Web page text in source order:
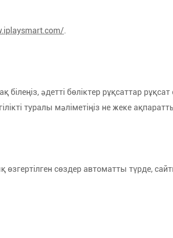
.
білеңіз, әдетті бөліктер рұқсаттар
туралы мәліметіңіз не жеке
сөздер автоматты түрде,